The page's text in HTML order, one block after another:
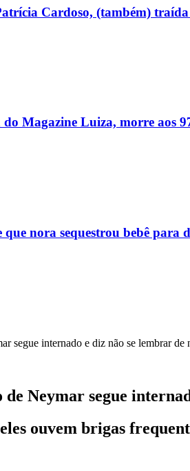
Cardoso, (também)
Magazine Luiza, morre aos
que nora sequestrou bebê para
segue internado e diz não se lembrar de
Neymar segue
ouvem brigas